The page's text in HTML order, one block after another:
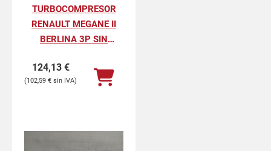
TURBOCOMPRESOR
RENAULT MEGANE II
BERLINA 3P SIN
124,13 €
102,59 €